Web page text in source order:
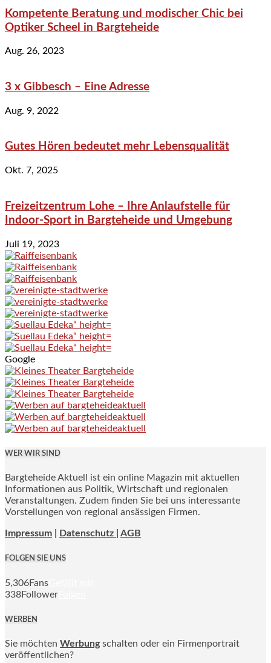
Kompetente Beratung und modischer Chic bei
Optiker Scheel in Bargteheide
Aug. 26, 2023
3 x Gibbesch – Eine Adresse
Aug. 9, 2022
Gutes Hören bedeutet mehr Lebensqualität
Okt. 7, 2025
Freizeitzentrum Lohe – Ihre Anlaufstelle für
Indoor-Sport in Bargteheide und Umgebung
Juli 19, 2023
Google
WER WIR SIND
Bargteheide Aktuell ist ein online Magazin mit aktuellen
Informationen aus Politik, Wirtschaft und regionalen
Veranstaltungen. Zudem finden Sie bei uns interessante
Vorstellungen von regional ansässigen Firmen.
Impressum Datenschutz | AGB
FOLGEN SIE UNS
5,306Fans
338Follower
WERBEN
Sie möchten Werbung schalten oder ein Firmenportrait
veröffentlichen?